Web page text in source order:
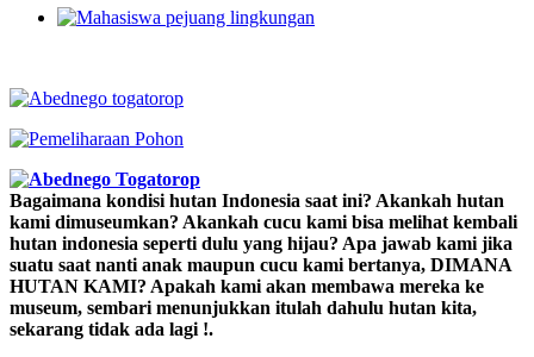
Bagaimana kondisi hutan Indonesia saat ini? Akankah hutan
kami dimuseumkan? Akankah cucu kami bisa melihat kembali
hutan indonesia seperti dulu yang hijau? Apa jawab kami jika
suatu saat nanti anak maupun cucu kami bertanya, DIMANA
HUTAN KAMI? Apakah kami akan membawa mereka ke
museum, sembari menunjukkan itulah dahulu hutan kita,
sekarang tidak ada lagi !.